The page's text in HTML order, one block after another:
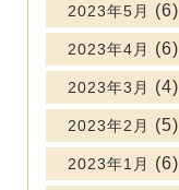
2023年5月 (6)
2023年4月 (6)
2023年3月 (4)
2023年2月 (5)
2023年1月 (6)